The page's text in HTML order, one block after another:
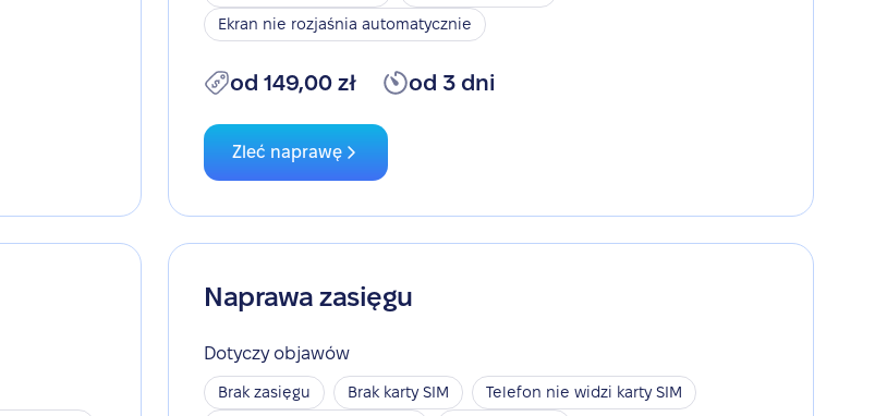
Ekran nie rozjaśnia automatycznie
od 149,00 zł od 3 dni
Zleć naprawę
Naprawa zasięgu
Dotyczy objawów
Brak zasięgu Brak karty SIM
Telefon nie widzi karty SIM